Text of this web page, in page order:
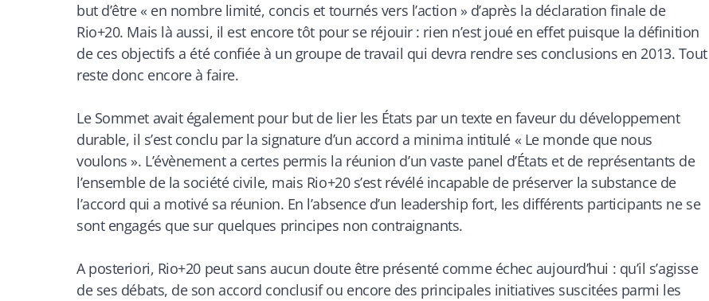
but d’être « en nombre limité, concis et tournés vers l’action » d’après la déclaration finale de
Rio+20. Mais là aussi, il est encore tôt pour se réjouir : rien n’est joué en effet puisque la définition
de ces objectifs a été confiée à un groupe de travail qui devra rendre ses conclusions en 2013. Tout
reste donc encore à faire.
Le Sommet avait également pour but de lier les États par un texte en faveur du développement
durable, il s’est conclu par la signature d’un accord a minima intitulé « Le monde que nous
voulons ». L’évènement a certes permis la réunion d’un vaste panel d’États et de représentants de
l’ensemble de la société civile, mais Rio+20 s’est révélé incapable de préserver la substance de
l’accord qui a motivé sa réunion. En l’absence d’un leadership fort, les différents participants ne se
sont engagés que sur quelques principes non contraignants.
A posteriori, Rio+20 peut sans aucun doute être présenté comme échec aujourd’hui : qu’il s’agisse
de ses débats, de son accord conclusif ou encore des principales initiatives suscitées parmi les